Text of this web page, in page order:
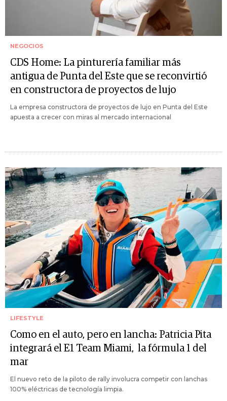
NEGOCIOS
CDS Home: La pinturería familiar más
antigua de Punta del Este que se reconvirtió
en constructora de proyectos de lujo
La empresa constructora de proyectos de lujo en Punta del Este
apuesta a crecer con miras al mercado internacional
LIFESTYLE
Como en el auto, pero en lancha: Patricia Pita
integrará el E1 Team Miami, la fórmula 1 del
mar
El nuevo reto de la piloto de rally involucra competir con lanchas
100% eléctricas de tecnología limpia.